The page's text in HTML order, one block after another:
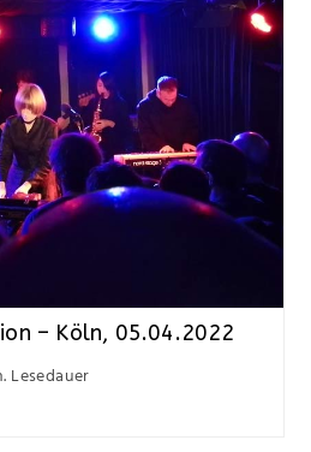
– Köln, 05.04.2022
Lesedauer